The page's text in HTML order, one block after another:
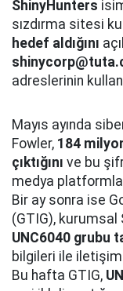
ShinyHunters
sızdırma sitesi
hedef aldığını
adreslerinin
Mayıs ayında
Fowler, 184
çıktığını ve bu
medya
Bir ay sonra ise
(GTIG), kurumsal
UNC6040 grubu
bilgileri ile iletişim
Bu hafta GTIG,